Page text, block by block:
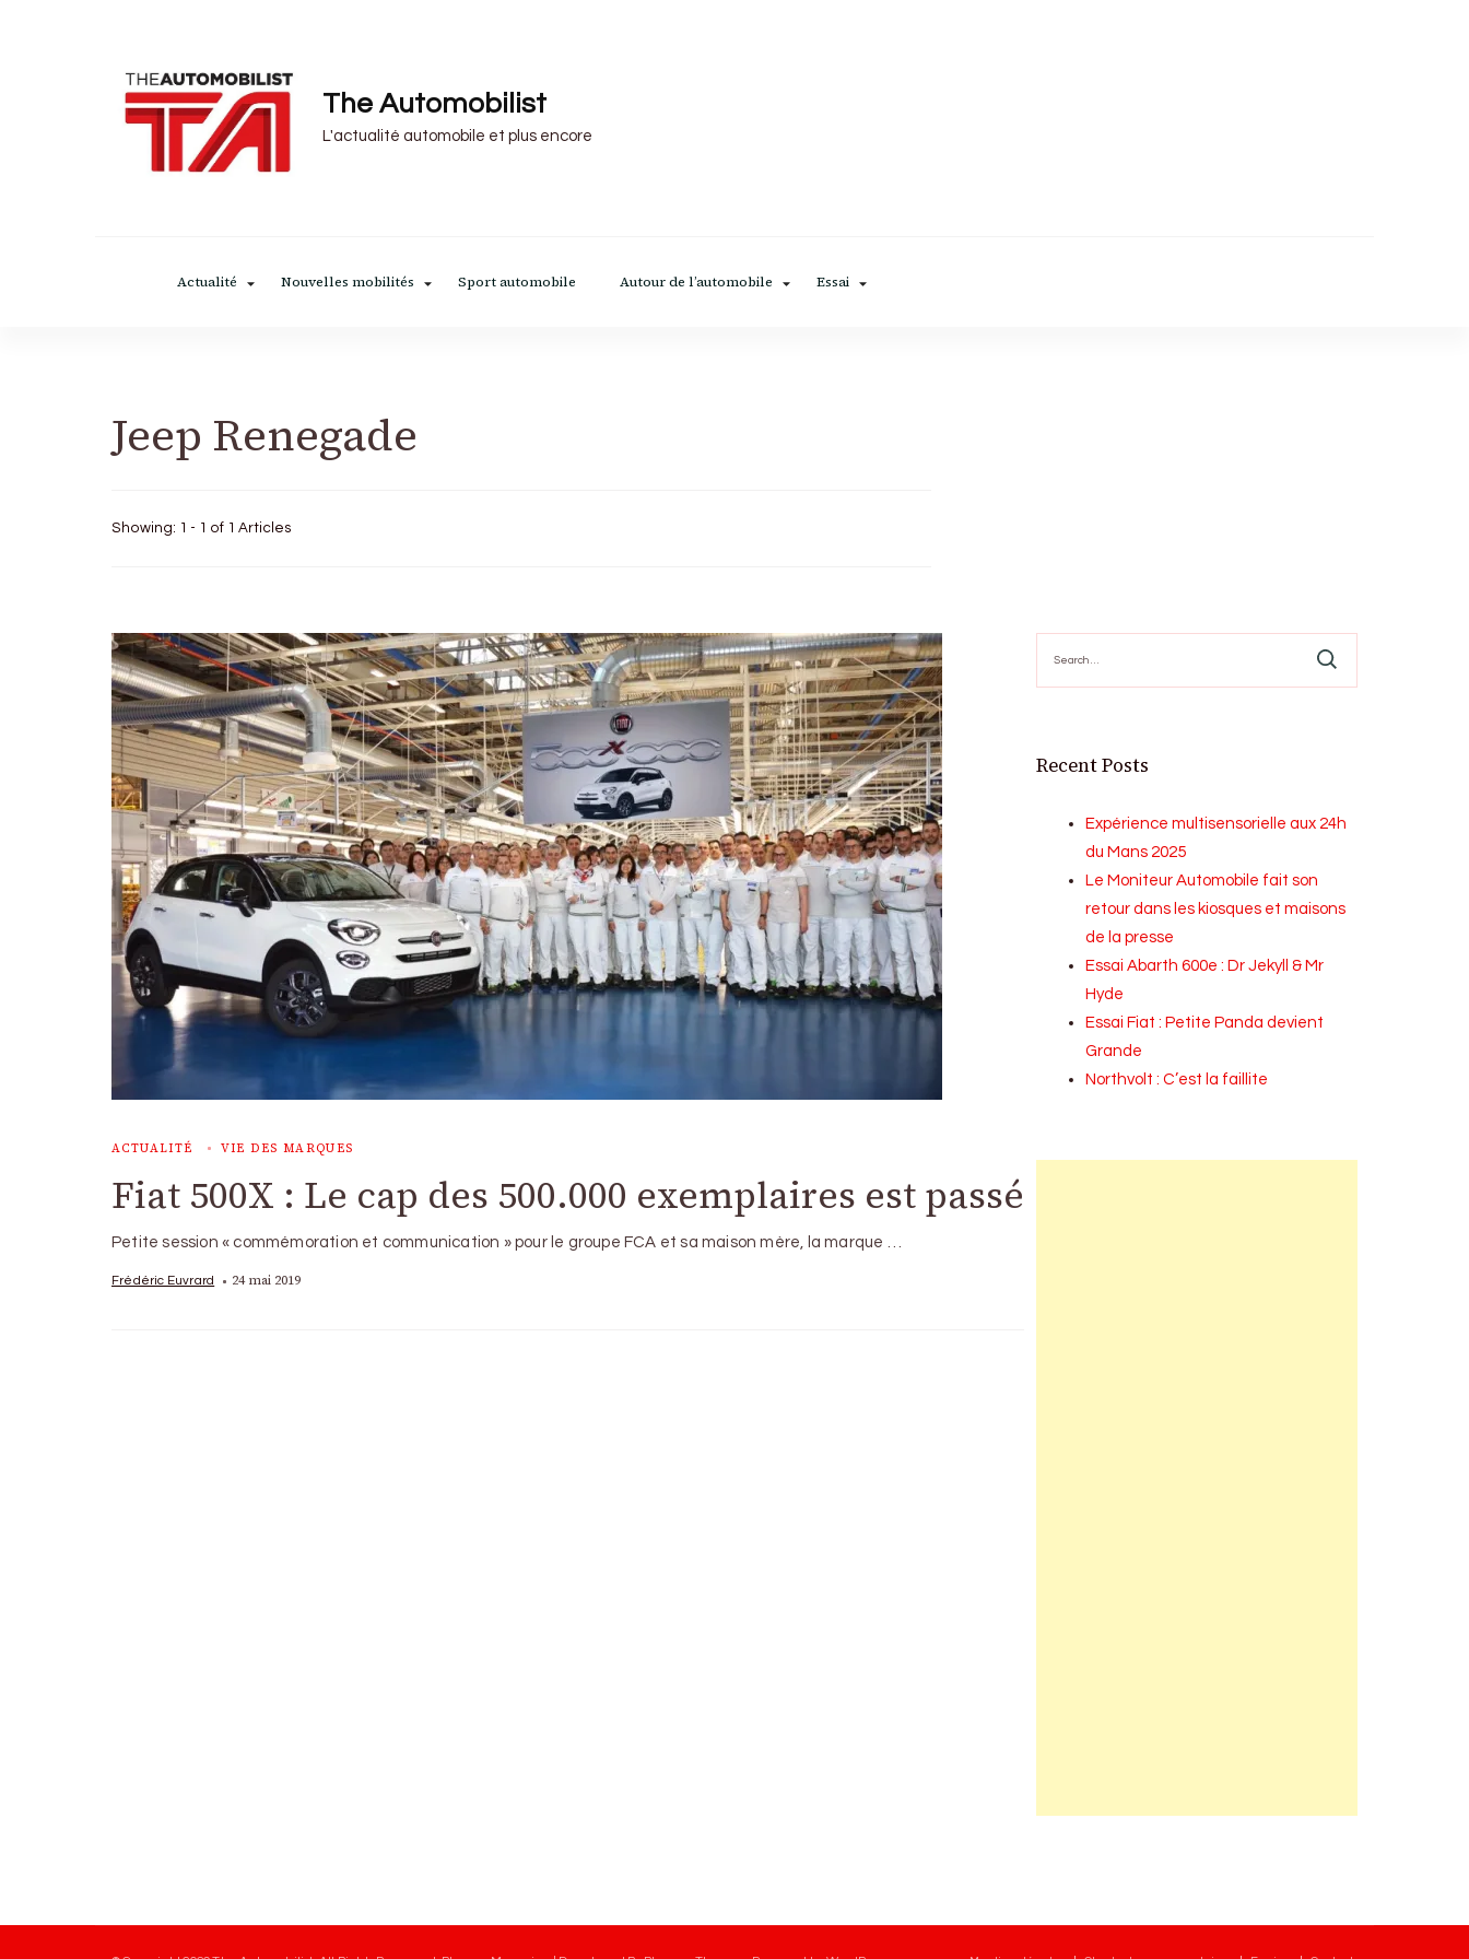
The Automobilist
L'actualité automobile et plus encore
Actualité Nouvelles mobilités Sport automobile Autour de l’automobile Essai
Jeep Renegade
Showing: 1 - 1 of 1 Articles
ACTUALITÉ VIE DES MARQUES
Fiat 500X : Le cap des 500.000 exemplaires est passé
Petite session « commémoration et communication » pour le groupe FCA et sa maison mère, la marque …
Frédéric Euvrard 24 mai 2019
for:
Recent Posts
Expérience multisensorielle aux 24h
du Mans 2025
Le Moniteur Automobile fait son
retour dans les kiosques et maisons
de la presse
Essai Abarth 600e : Dr Jekyll & Mr
Hyde
Essai Fiat : Petite Panda devient
Grande
Northvolt : C’est la faillite